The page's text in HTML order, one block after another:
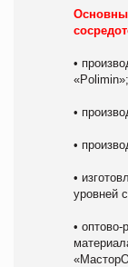
•
«Polimin»;
•
•
•
уровней
• оптово-